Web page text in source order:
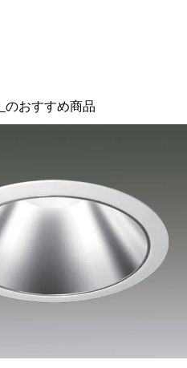
のおすすめ商品